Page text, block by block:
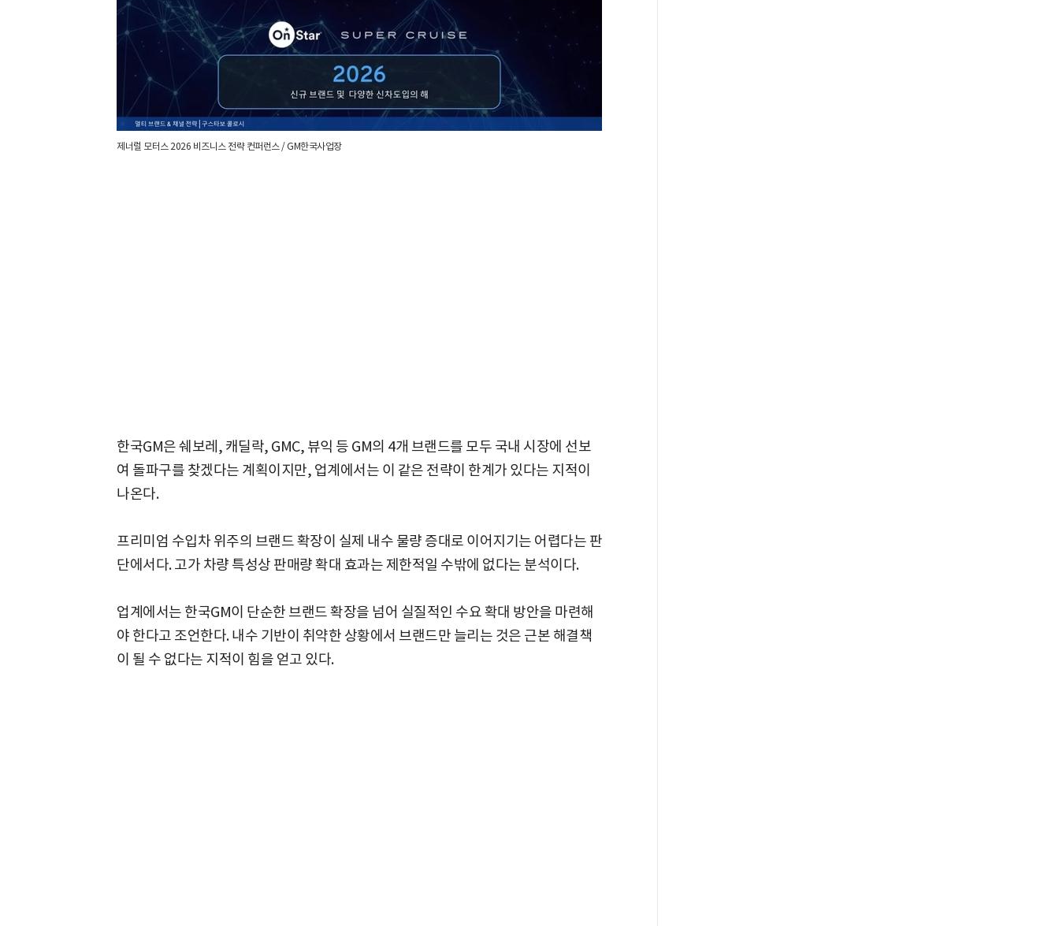
제너럴 모터스 2026 비즈니스 전략 컨퍼런스 / GM한국사업장
한국GM은 쉐보레, 캐딜락, GMC, 뷰익 등 GM의 4개 브랜드를 모두 국내 시장에 선보
여 돌파구를 찾겠다는 계획이지만, 업계에서는 이 같은 전략이 한계가 있다는 지적이
나온다.
프리미엄 수입차 위주의 브랜드 확장이 실제 내수 물량 증대로 이어지기는 어렵다는 판
단에서다. 고가 차량 특성상 판매량 확대 효과는 제한적일 수밖에 없다는 분석이다.
업계에서는 한국GM이 단순한 브랜드 확장을 넘어 실질적인 수요 확대 방안을 마련해
야 한다고 조언한다. 내수 기반이 취약한 상황에서 브랜드만 늘리는 것은 근본 해결책
이 될 수 없다는 지적이 힘을 얻고 있다.